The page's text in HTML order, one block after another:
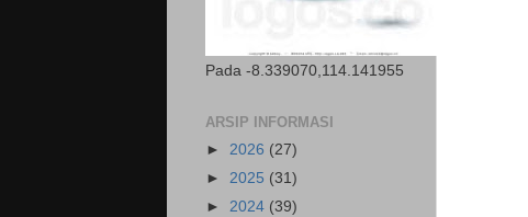
Pada -8.339070,114.141955
ARSIP INFORMASI
► 2026 (27)
► 2025 (31)
► 2024 (39)